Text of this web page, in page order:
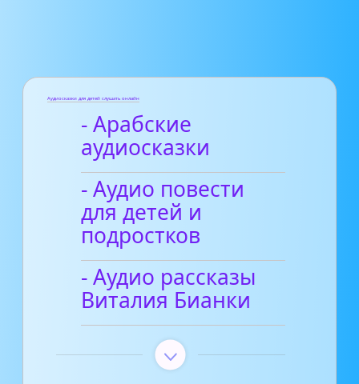
Аудиосказки для детей слушать онлайн
- Арабские
аудиосказки
- Аудио повести
для детей и
подростков
- Аудио рассказы
Виталия Бианки